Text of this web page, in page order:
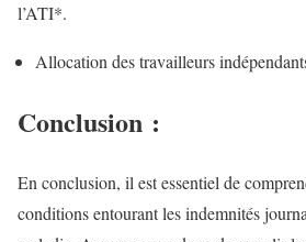
l’ATI*.
Allocation des travailleurs
Conclusion :
En conclusion, il est essentiel de
conditions entourant les indemnités